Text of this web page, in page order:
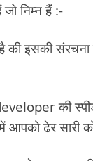
निम्न हैं :-
की इसकी
की
आपको ढेर